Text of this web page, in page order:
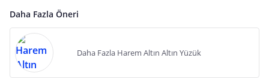
Daha Fazla Öneri
Daha Fazla Harem Altın Altın Yüzük